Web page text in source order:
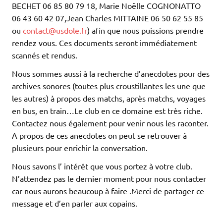
BECHET 06 85 80 79 18, Marie Noëlle COGNONATTO
06 43 60 42 07,Jean Charles MITTAINE 06 50 62 55 85
ou contact@usdole.fr) afin que nous puissions prendre
rendez vous. Ces documents seront immédiatement
scannés et rendus.
Nous sommes aussi à la recherche d’anecdotes pour des
archives sonores (toutes plus croustillantes les une que
les autres) à propos des matchs, après matchs, voyages
en bus, en train…Le club en ce domaine est très riche.
Contactez nous également pour venir nous les raconter.
A propos de ces anecdotes on peut se retrouver à
plusieurs pour enrichir la conversation.
Nous savons l’ intérêt que vous portez à votre club.
N’attendez pas le dernier moment pour nous contacter
car nous aurons beaucoup à faire .Merci de partager ce
message et d’en parler aux copains.